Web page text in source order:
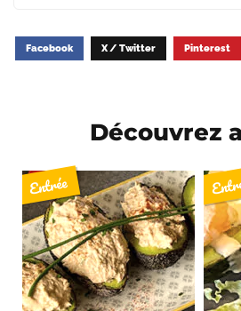
Facebook X / Twitter Pinterest
Découvrez
Entrée